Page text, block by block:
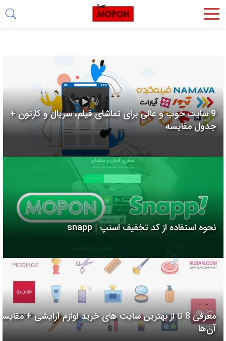
اشتراک
از
روش‌های
زیر
می‌توانید
صفحه
دوستان
خود
به
بگذارید.
لینک
9 سایت خوب و عالی برای تماشای فیلم، سریال و کارتون +
جدول مقایسه
نحوه استفاده از کد تخفیف اسنپ | snapp
معرفی 8 تا از بهترین سایت های خرید لوازم آرایشی +
آن‌ها